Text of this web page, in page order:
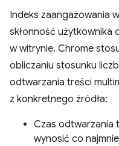
Indeks zaangażowania
skłonność użytkownika
w witrynie. Chrome
obliczaniu stosunku
odtwarzania treści
z konkretnego źródła:
Czas odtwarzania
wynosić co